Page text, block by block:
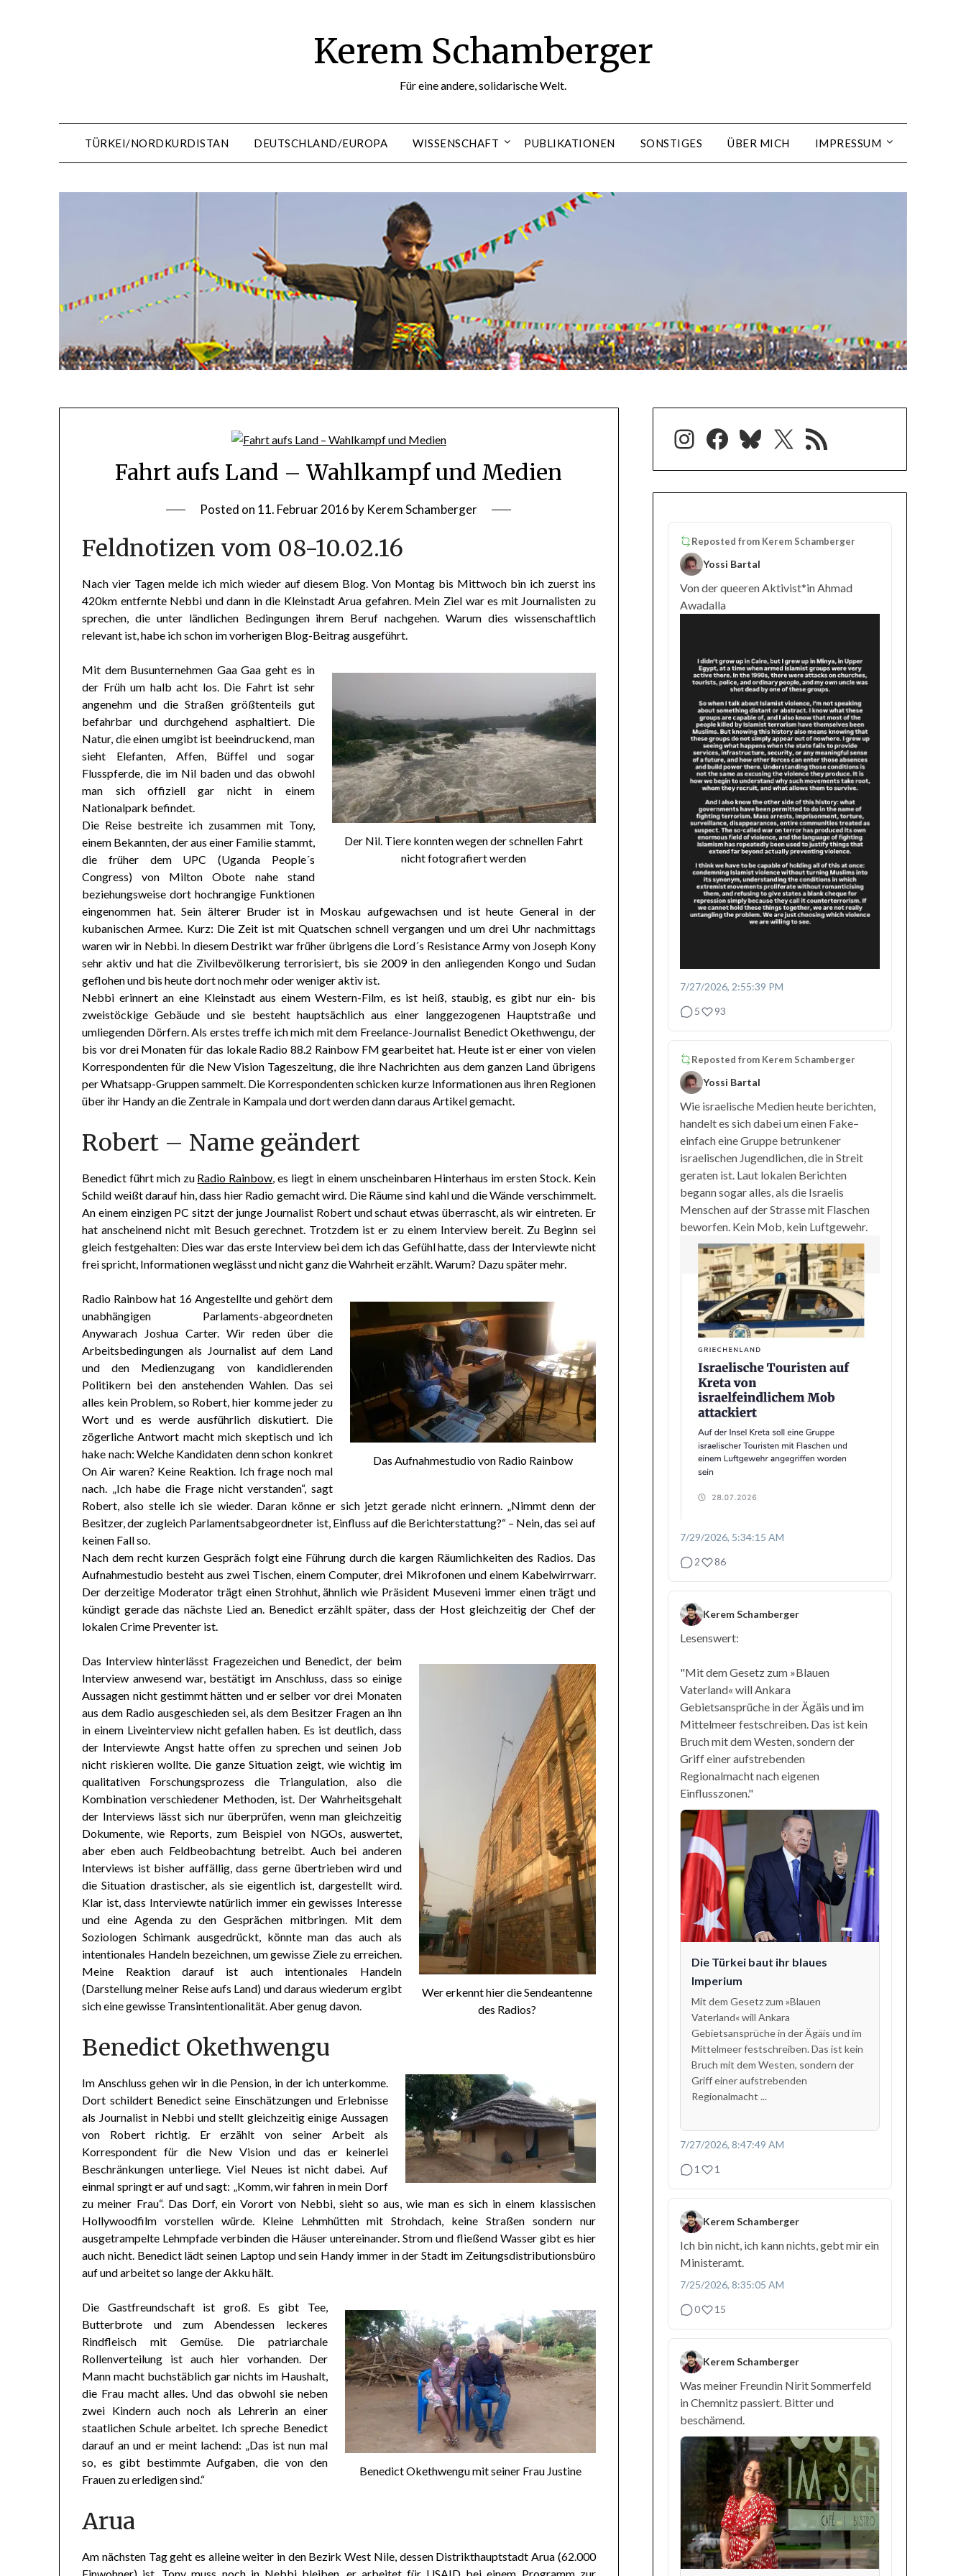
Kerem Schamberger
Für eine andere, solidarische Welt.
TÜRKEI/NORDKURDISTAN DEUTSCHLAND/EUROPA WISSENSCHAFT PUBLIKATIONEN SONSTIGES ÜBER MICH IMPRESSUM
Fahrt aufs Land – Wahlkampf und Medien
Posted on 11. Februar 2016 by Kerem Schamberger
Feldnotizen vom 08-10.02.16
Nach vier Tagen melde ich mich wieder auf diesem Blog. Von Montag bis Mittwoch bin ich zuerst ins
420km entfernte Nebbi und dann in die Kleinstadt Arua gefahren. Mein Ziel war es mit Journalisten zu
sprechen, die unter ländlichen Bedingungen ihrem Beruf nachgehen. Warum dies wissenschaftlich
relevant ist, habe ich schon im vorherigen Blog-Beitrag ausgeführt.
Der Nil. Tiere konnten wegen der schnellen Fahrt
nicht fotografiert werden
Mit dem Busunternehmen Gaa Gaa geht es in
der Früh um halb acht los. Die Fahrt ist sehr
angenehm und die Straßen größtenteils gut
befahrbar und durchgehend asphaltiert. Die
Natur, die einen umgibt ist beeindruckend, man
sieht Elefanten, Affen, Büffel und sogar
Flusspferde, die im Nil baden und das obwohl
man sich offiziell gar nicht in einem
Nationalpark befindet.
Die Reise bestreite ich zusammen mit Tony,
einem Bekannten, der aus einer Familie stammt,
die früher dem UPC (Uganda People´s
Congress) von Milton Obote nahe stand
beziehungsweise dort hochrangige Funktionen
eingenommen hat. Sein älterer Bruder ist in Moskau aufgewachsen und ist heute General in der
kubanischen Armee. Kurz: Die Zeit ist mit Quatschen schnell vergangen und um drei Uhr nachmittags
waren wir in Nebbi. In diesem Destrikt war früher übrigens die Lord´s Resistance Army von Joseph Kony
sehr aktiv und hat die Zivilbevölkerung terrorisiert, bis sie 2009 in den anliegenden Kongo und Sudan
geflohen und bis heute dort noch mehr oder weniger aktiv ist.
Nebbi erinnert an eine Kleinstadt aus einem Western-Film, es ist heiß, staubig, es gibt nur ein- bis
zweistöckige Gebäude und sie besteht hauptsächlich aus einer langgezogenen Hauptstraße und
umliegenden Dörfern. Als erstes treffe ich mich mit dem Freelance-Journalist Benedict Okethwengu, der
bis vor drei Monaten für das lokale Radio 88.2 Rainbow FM gearbeitet hat. Heute ist er einer von vielen
Korrespondenten für die New Vision Tageszeitung, die ihre Nachrichten aus dem ganzen Land übrigens
per Whatsapp-Gruppen sammelt. Die Korrespondenten schicken kurze Informationen aus ihren Regionen
über ihr Handy an die Zentrale in Kampala und dort werden dann daraus Artikel gemacht.
Robert – Name geändert
Benedict führt mich zu Radio Rainbow, es liegt in einem unscheinbaren Hinterhaus im ersten Stock. Kein
Schild weißt darauf hin, dass hier Radio gemacht wird. Die Räume sind kahl und die Wände verschimmelt.
An einem einzigen PC sitzt der junge Journalist Robert und schaut etwas überrascht, als wir eintreten. Er
hat anscheinend nicht mit Besuch gerechnet. Trotzdem ist er zu einem Interview bereit. Zu Beginn sei
gleich festgehalten: Dies war das erste Interview bei dem ich das Gefühl hatte, dass der Interviewte nicht
frei spricht, Informationen weglässt und nicht ganz die Wahrheit erzählt. Warum? Dazu später mehr.
Das Aufnahmestudio von Radio Rainbow
Radio Rainbow hat 16 Angestellte und gehört dem
unabhängigen Parlaments-abgeordneten
Anywarach Joshua Carter. Wir reden über die
Arbeitsbedingungen als Journalist auf dem Land
und den Medienzugang von kandidierenden
Politikern bei den anstehenden Wahlen. Das sei
alles kein Problem, so Robert, hier komme jeder zu
Wort und es werde ausführlich diskutiert. Die
zögerliche Antwort macht mich skeptisch und ich
hake nach: Welche Kandidaten denn schon konkret
On Air waren? Keine Reaktion. Ich frage noch mal
nach. „Ich habe die Frage nicht verstanden“, sagt
Robert, also stelle ich sie wieder. Daran könne er sich jetzt gerade nicht erinnern. „Nimmt denn der
Besitzer, der zugleich Parlamentsabgeordneter ist, Einfluss auf die Berichterstattung?“ – Nein, das sei auf
keinen Fall so.
Nach dem recht kurzen Gespräch folgt eine Führung durch die kargen Räumlichkeiten des Radios. Das
Aufnahmestudio besteht aus zwei Tischen, einem Computer, drei Mikrofonen und einem Kabelwirrwarr.
Der derzeitige Moderator trägt einen Strohhut, ähnlich wie Präsident Museveni immer einen trägt und
kündigt gerade das nächste Lied an. Benedict erzählt später, dass der Host gleichzeitig der Chef der
lokalen Crime Preventer ist.
Wer erkennt hier die Sendeantenne
des Radios?
Das Interview hinterlässt Fragezeichen und Benedict, der beim
Interview anwesend war, bestätigt im Anschluss, dass so einige
Aussagen nicht gestimmt hätten und er selber vor drei Monaten
aus dem Radio ausgeschieden sei, als dem Besitzer Fragen an ihn
in einem Liveinterview nicht gefallen haben. Es ist deutlich, dass
der Interviewte Angst hatte offen zu sprechen und seinen Job
nicht riskieren wollte. Die ganze Situation zeigt, wie wichtig im
qualitativen Forschungsprozess die Triangulation, also die
Kombination verschiedener Methoden, ist. Der Wahrheitsgehalt
der Interviews lässt sich nur überprüfen, wenn man gleichzeitig
Dokumente, wie Reports, zum Beispiel von NGOs, auswertet,
aber eben auch Feldbeobachtung betreibt. Auch bei anderen
Interviews ist bisher auffällig, dass gerne übertrieben wird und
die Situation drastischer, als sie eigentlich ist, dargestellt wird.
Klar ist, dass Interviewte natürlich immer ein gewisses Interesse
und eine Agenda zu den Gesprächen mitbringen. Mit dem
Soziologen Schimank ausgedrückt, könnte man das auch als
intentionales Handeln bezeichnen, um gewisse Ziele zu erreichen.
Meine Reaktion darauf ist auch intentionales Handeln
(Darstellung meiner Reise aufs Land) und daraus wiederum ergibt
sich eine gewisse Transintentionalität. Aber genug davon.
Benedict Okethwengu
Im Anschluss gehen wir in die Pension, in der ich unterkomme.
Dort schildert Benedict seine Einschätzungen und Erlebnisse
als Journalist in Nebbi und stellt gleichzeitig einige Aussagen
von Robert richtig. Er erzählt von seiner Arbeit als
Korrespondent für die New Vision und das er keinerlei
Beschränkungen unterliege. Viel Neues ist nicht dabei. Auf
einmal springt er auf und sagt: „Komm, wir fahren in mein Dorf
zu meiner Frau“. Das Dorf, ein Vorort von Nebbi, sieht so aus, wie man es sich in einem klassischen
Hollywoodfilm vorstellen würde. Kleine Lehmhütten mit Strohdach, keine Straßen sondern nur
ausgetrampelte Lehmpfade verbinden die Häuser untereinander. Strom und fließend Wasser gibt es hier
auch nicht. Benedict lädt seinen Laptop und sein Handy immer in der Stadt im Zeitungsdistributionsbüro
auf und arbeitet so lange der Akku hält.
Benedict Okethwengu mit seiner Frau Justine
Die Gastfreundschaft ist groß. Es gibt Tee,
Butterbrote und zum Abendessen leckeres
Rindfleisch mit Gemüse. Die patriarchale
Rollenverteilung ist auch hier vorhanden. Der
Mann macht buchstäblich gar nichts im Haushalt,
die Frau macht alles. Und das obwohl sie neben
zwei Kindern auch noch als Lehrerin an einer
staatlichen Schule arbeitet. Ich spreche Benedict
darauf an und er meint lachend: „Das ist nun mal
so, es gibt bestimmte Aufgaben, die von den
Frauen zu erledigen sind.“
Arua
Am nächsten Tag geht es alleine weiter in den Bezirk West Nile, dessen Distrikthauptstadt Arua (62.000
Instagram
Facebook
Bluesky
X RSS-Feed
Reposted from Kerem Schamberger
Yossi Bartal
Von der queeren Aktivist*in Ahmad
Awadalla
7/27/2026, 2:55:39 PM
5
93
Reposted from Kerem Schamberger
Yossi Bartal
Wie israelische Medien heute berichten,
handelt es sich dabei um einen Fake–
einfach eine Gruppe betrunkener
israelischen Jugendlichen, die in Streit
geraten ist. Laut lokalen Berichten
begann sogar alles, als die Israelis
Menschen auf der Strasse mit Flaschen
beworfen. Kein Mob, kein Luftgewehr.
7/29/2026, 5:34:15 AM
2
86
Kerem Schamberger
Lesenswert:
"Mit dem Gesetz zum »Blauen
Vaterland« will Ankara
Gebietsansprüche in der Ägäis und im
Mittelmeer festschreiben. Das ist kein
Bruch mit dem Westen, sondern der
Griff einer aufstrebenden
Regionalmacht nach eigenen
Einflusszonen."
Die Türkei baut ihr blaues
Imperium
Mit dem Gesetz zum »Blauen
Vaterland« will Ankara
Gebietsansprüche in der Ägäis und im
Mittelmeer festschreiben. Das ist kein
Bruch mit dem Westen, sondern der
Griff einer aufstrebenden
Regionalmacht ...
7/27/2026, 8:47:49 AM
1
1
Kerem Schamberger
Ich bin nicht, ich kann nichts, gebt mir ein
Ministeramt.
7/25/2026, 8:35:05 AM
0
15
Kerem Schamberger
Was meiner Freundin Nirit Sommerfeld
in Chemnitz passiert. Bitter und
beschämend.